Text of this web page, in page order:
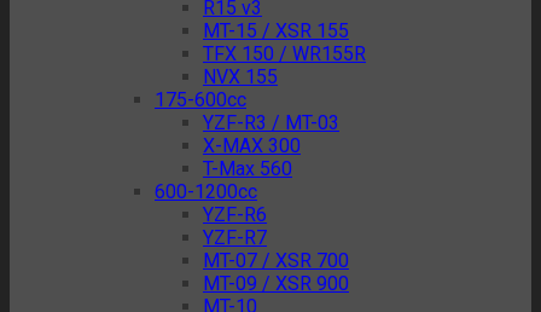
R15 v3
MT-15 / XSR 155
TFX 150 / WR155R
NVX 155
175-600cc
YZF-R3 / MT-03
X-MAX 300
T-Max 560
600-1200cc
YZF-R6
YZF-R7
MT-07 / XSR 700
MT-09 / XSR 900
MT-10